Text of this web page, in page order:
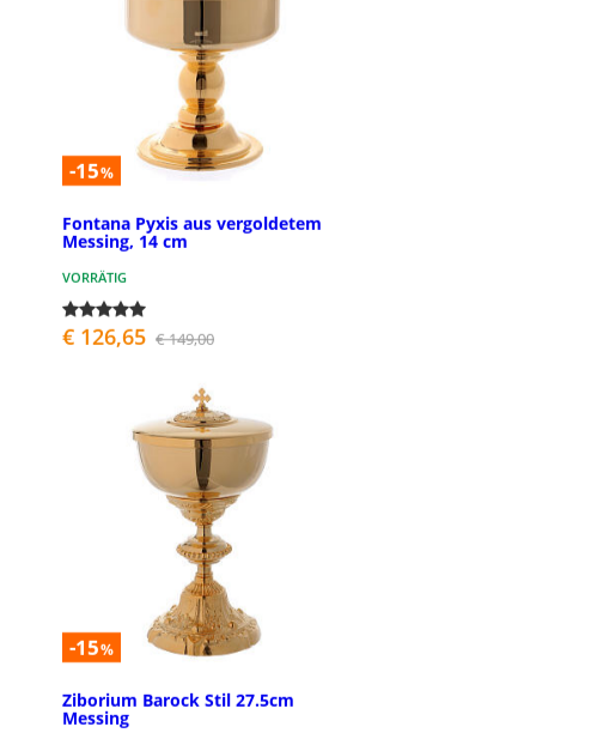
-15%
Fontana Pyxis aus vergoldetem
Messing, 14 cm
VORRÄTIG
€ 126,65 € 149,00
-15%
Ziborium Barock Stil 27.5cm
Messing